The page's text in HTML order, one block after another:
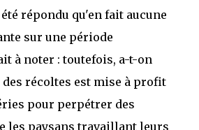
répondu qu'en fait aucune
sur une période
à noter : toutefois, a-t-on
récoltes est mise à profit
pour perpétrer des
les paysans travaillant leurs